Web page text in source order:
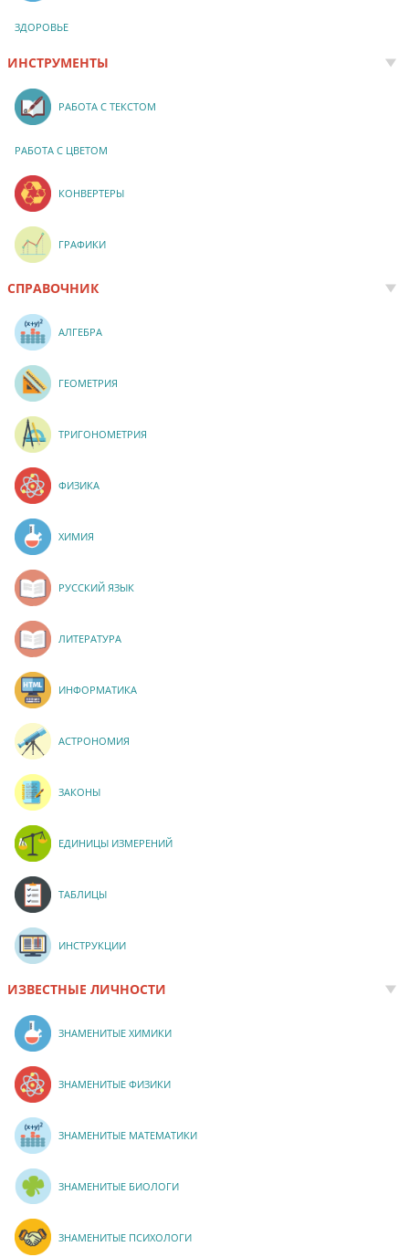
ЗДОРОВЬЕ
ИНСТРУМЕНТЫ
РАБОТА С ТЕКСТОМ
РАБОТА С ЦВЕТОМ
КОНВЕРТЕРЫ
ГРАФИКИ
СПРАВОЧНИК
АЛГЕБРА
ГЕОМЕТРИЯ
ТРИГОНОМЕТРИЯ
ФИЗИКА
ХИМИЯ
РУССКИЙ ЯЗЫК
ЛИТЕРАТУРА
ИНФОРМАТИКА
АСТРОНОМИЯ
ЗАКОНЫ
ЕДИНИЦЫ ИЗМЕРЕНИЙ
ТАБЛИЦЫ
ИНСТРУКЦИИ
ИЗВЕСТНЫЕ ЛИЧНОСТИ
ЗНАМЕНИТЫЕ ХИМИКИ
ЗНАМЕНИТЫЕ ФИЗИКИ
ЗНАМЕНИТЫЕ МАТЕМАТИКИ
ЗНАМЕНИТЫЕ БИОЛОГИ
ЗНАМЕНИТЫЕ ПСИХОЛОГИ